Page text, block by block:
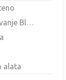
Alat za zaključavanje Blockseat
alata